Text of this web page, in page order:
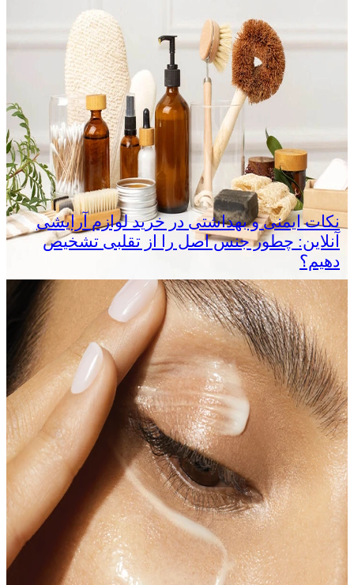
نکات ایمنی و بهداشتی در خرید لوازم آرایشی
آنلاین: چطور جنس اصل را از تقلبی تشخیص
دهیم؟